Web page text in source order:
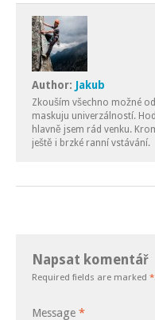
Author: Jakub
Zkouším všechno možné
maskuju univerzálností.
hlavně jsem rád venku.
ještě i brzké ranní vstávání.
Napsat komentář
Required fields are marked *
Message *